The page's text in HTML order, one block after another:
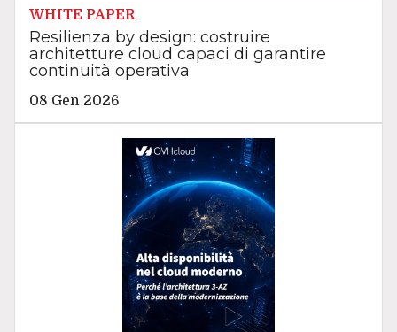
WHITE PAPER
Resilienza by design: costruire
architetture cloud capaci di garantire
continuità operativa
08 Gen 2026